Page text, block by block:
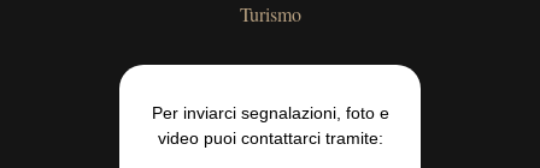
Turismo
Per inviarci segnalazioni, foto e
video puoi contattarci tramite: